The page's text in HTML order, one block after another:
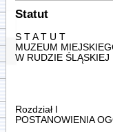
Statut
S T A T U T
MUZEUM
W RUDZIE ŚLĄSKIEJ
Rozdział I
POSTANOWIENIA